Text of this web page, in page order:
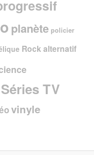
planète policier
Rock alternatif
Séries TV
vinyle